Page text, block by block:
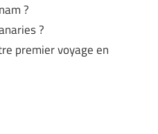
?
?
premier voyage en